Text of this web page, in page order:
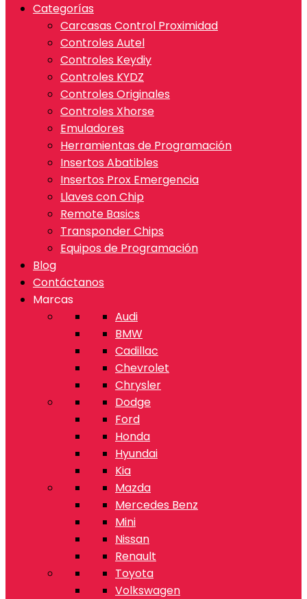
Categorías
Carcasas Control Proximidad
Controles Autel
Controles Keydiy
Controles KYDZ
Controles Originales
Controles Xhorse
Emuladores
Herramientas de Programación
Insertos Abatibles
Insertos Prox Emergencia
Llaves con Chip
Remote Basics
Transponder Chips
Equipos de Programación
Blog
Contáctanos
Marcas
Audi
BMW
Cadillac
Chevrolet
Chrysler
Dodge
Ford
Honda
Hyundai
Kia
Mazda
Mercedes Benz
Mini
Nissan
Renault
Toyota
Volkswagen